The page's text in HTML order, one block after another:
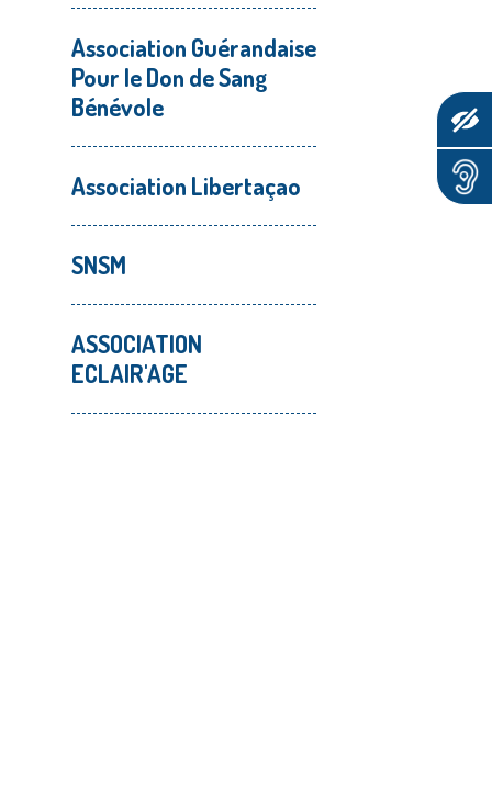
Association Guérandaise
Pour le Don de Sang
Bénévole
Association Libertaçao
SNSM
ASSOCIATION
ECLAIR'AGE